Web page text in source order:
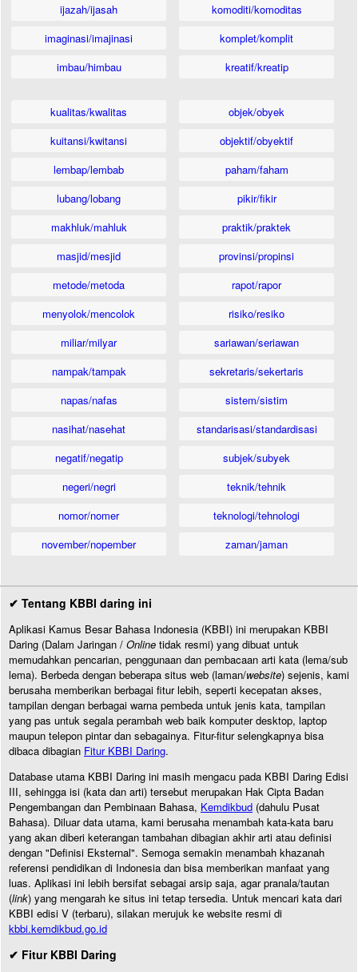
ijazah/ijasah
imaginasi/imajinasi
imbau/himbau
komoditi/komoditas
komplet/komplit
kreatif/kreatip
kualitas/kwalitas
kuitansi/kwitansi
lembap/lembab
lubang/lobang
makhluk/mahluk
masjid/mesjid
metode/metoda
menyolok/mencolok
miliar/milyar
nampak/tampak
napas/nafas
nasihat/nasehat
negatif/negatip
negeri/negri
nomor/nomer
november/nopember
objek/obyek
objektif/obyektif
paham/faham
pikir/fikir
praktik/praktek
provinsi/propinsi
rapot/rapor
risiko/resiko
sariawan/seriawan
sekretaris/sekertaris
sistem/sistim
standarisasi/standardisasi
subjek/subyek
teknik/tehnik
teknologi/tehnologi
zaman/jaman
✔ Tentang KBBI daring ini
Aplikasi Kamus Besar Bahasa Indonesia (KBBI) ini merupakan KBBI
Daring (Dalam Jaringan / Online tidak resmi) yang dibuat untuk
memudahkan pencarian, penggunaan dan pembacaan arti kata (lema/sub
lema). Berbeda dengan beberapa situs web (laman/website) sejenis, kami
berusaha memberikan berbagai fitur lebih, seperti kecepatan akses,
tampilan dengan berbagai warna pembeda untuk jenis kata, tampilan
yang pas untuk segala perambah web baik komputer desktop, laptop
maupun telepon pintar dan sebagainya. Fitur-fitur selengkapnya bisa
dibaca dibagian Fitur KBBI Daring.
Database utama KBBI Daring ini masih mengacu pada KBBI Daring Edisi
III, sehingga isi (kata dan arti) tersebut merupakan Hak Cipta Badan
Pengembangan dan Pembinaan Bahasa, Kemdikbud (dahulu Pusat
Bahasa). Diluar data utama, kami berusaha menambah kata-kata baru
yang akan diberi keterangan tambahan dibagian akhir arti atau definisi
dengan "Definisi Eksternal". Semoga semakin menambah khazanah
referensi pendidikan di Indonesia dan bisa memberikan manfaat yang
luas. Aplikasi ini lebih bersifat sebagai arsip saja, agar pranala/tautan
(link) yang mengarah ke situs ini tetap tersedia. Untuk mencari kata dari
KBBI edisi V (terbaru), silakan merujuk ke website resmi di
kbbi.kemdikbud.go.id
✔ Fitur KBBI Daring